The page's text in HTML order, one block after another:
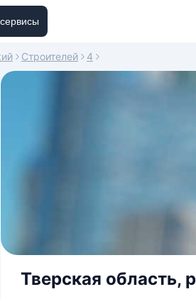
Строителей 4
Тверская область,